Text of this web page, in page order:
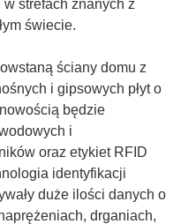
strefach znanych z
świecie.
ściany domu z
i gipsowych płyt o
będzie
i
oraz etykiet RFID
identyfikacji
duże ilości danych o
drganiach,